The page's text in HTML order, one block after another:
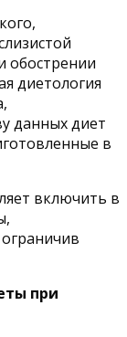
обострении
диетология
данных диет
в
включить в
при